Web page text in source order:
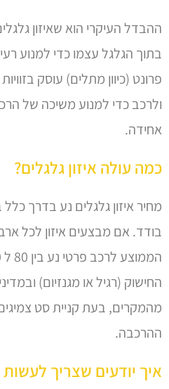
ההבדל העיקרי הוא שאיזון
בתוך הגלגל עצמו כדי למנוע
פרונט (כיוון מתלים) עוסק
ולרכב כדי למנוע משיכה של
אחידה.
כמה עולה איזון גלגלים?
בודד. אם מבצעים איזון לכל
החישוק (רגיל או מגנזיום)
מהמקרים, בעת קניית סט
ההרכבה.
איך יודעים שצריך לעשות